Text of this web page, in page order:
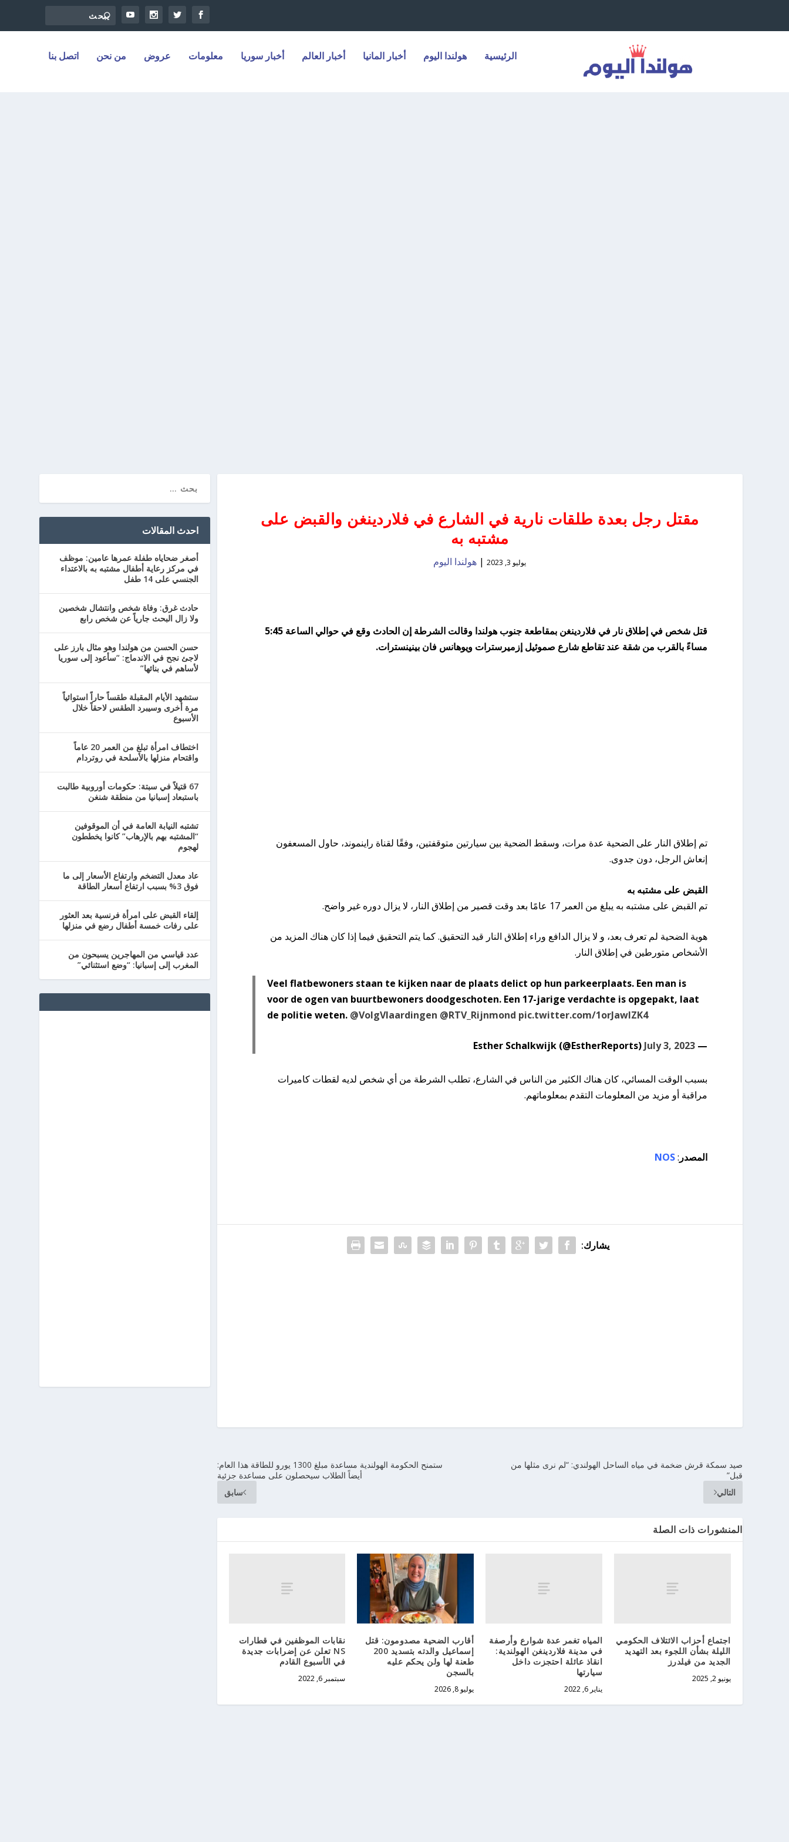
الرئيسية هولندا اليوم أخبار المانيا أخبار العالم أخبار سوريا معلومات عروض من نحن اتصل بنا
مقتل رجل بعدة طلقات نارية في الشارع في فلاردينغن والقبض على
مشتبه به
يوليو 3, 2023 | هولندا اليوم
قتل شخص في إطلاق نار في فلاردينغن بمقاطعة جنوب هولندا وقالت الشرطة إن الحادث وقع في حوالي الساعة 5:45
مساءً بالقرب من شقة عند تقاطع شارع صموئيل إزميرسترات ويوهانس فان بينينسترات.
تم إطلاق النار على الضحية عدة مرات، وسقط الضحية بين سيارتين متوقفتين، وفقًا لقناة راينموند، حاول المسعفون
إنعاش الرجل، دون جدوى.
القبض على مشتبه به
تم القبض على مشتبه به يبلغ من العمر 17 عامًا بعد وقت قصير من إطلاق النار، لا يزال دوره غير واضح.
هوية الضحية لم تعرف بعد، و لا يزال الدافع وراء إطلاق النار قيد التحقيق. كما يتم التحقيق فيما إذا كان هناك المزيد من
الأشخاص متورطين في إطلاق النار.
Veel flatbewoners staan te kijken naar de plaats delict op hun parkeerplaats. Een man is
voor de ogen van buurtbewoners doodgeschoten. Een 17-jarige verdachte is opgepakt, laat
de politie weten. @VolgVlaardingen @RTV_Rijnmond pic.twitter.com/1orJawIZK4
— Esther Schalkwijk (@EstherReports)
July 3, 2023
بسبب الوقت المسائي، كان هناك الكثير من الناس في الشارع، تطلب الشرطة من أي شخص لديه لقطات كاميرات
مراقبة أو مزيد من المعلومات التقدم بمعلوماتهم.
المصدر :
NOS
يشارك:
ستمنح الحكومة الهولندية مساعدة مبلغ 1300 يورو للطاقة هذا العام:
أيضاً الطلاب سيحصلون على مساعدة جزئية
سابق
صيد سمكة قرش ضخمة في مياه الساحل الهولندي: “لم نرى مثلها من
قبل”
التالي
المنشورات ذات الصلة
اجتماع أحزاب الائتلاف الحكومي
الليلة بشأن اللجوء بعد التهديد
الجديد من فيلدرز
يونيو 2, 2025
المياه تغمر عدة شوارع وأرصفة
في مدينة فلاردينغن الهولندية:
انقاذ عائلة احتجزت داخل
سيارتها
يناير 6, 2022
أقارب الضحية مصدومون: قتل
إسماعيل والدته بتسديد 200
طعنة لها ولن يحكم عليه
بالسجن
يوليو 8, 2026
نقابات الموظفين في قطارات
NS تعلن عن إضرابات جديدة
في الأسبوع القادم
سبتمبر 6, 2022
احدث المقالات
أصغر ضحاياه طفلة عمرها عامين: موظف
في مركز رعاية أطفال مشتبه به بالاعتداء
الجنسي على 14 طفل
حادث غرق: وفاة شخص وانتشال شخصين
ولا زال البحث جارياً عن شخص رابع
حسن الحسن من هولندا وهو مثال بارز على
لاجئ نجح في الاندماج: “سأعود إلى سوريا
لأساهم في بنائها”
ستشهد الأيام المقبلة طقساً حاراً استوائياً
مرة أخرى وسيبرد الطقس لاحقاً خلال
الأسبوع
اختطاف امرأة تبلغ من العمر 20 عاماً
واقتحام منزلها بالأسلحة في روتردام
67 قتيلاً في سبتة: حكومات أوروبية طالبت
باستبعاد إسبانيا من منطقة شنغن
تشتبه النيابة العامة في أن الموقوفين
“المشتبه بهم بالإرهاب” كانوا يخططون
لهجوم
عاد معدل التضخم وارتفاع الأسعار إلى ما
فوق 3% بسبب ارتفاع أسعار الطاقة
إلقاء القبض على امرأة فرنسية بعد العثور
على رفات خمسة أطفال رضع في منزلها
عدد قياسي من المهاجرين يسبحون من
المغرب إلى إسبانيا: “وضع استثنائي”